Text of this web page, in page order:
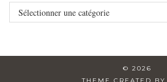
CATÉGORIES
© 2026